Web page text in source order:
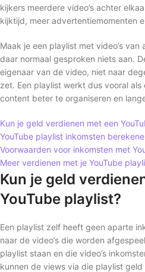
kijkers meerdere video’s achter
kijktijd, meer advertentiemomenten
Maak je een playlist met video’s
daar normaal gesproken niets aan.
eigenaar van de video, niet naar
zet. Een playlist werkt dus vooral als
content beter te organiseren en
Kun je geld verdienen met een
YouTube playlist inkomsten
Voorwaarden voor inkomsten met
Meer verdienen met je YouTube
Kun je geld
YouTube playlist?
Een playlist zelf heeft geen aparte
naar de video’s die worden
playlist staan en die video’s
kunnen de views via die playlist geld